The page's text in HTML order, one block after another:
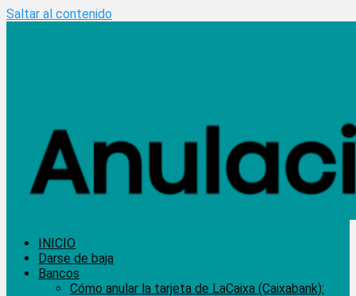
Saltar al contenido
INICIO
Darse de baja
Bancos
Cómo anular la tarjeta de LaCaixa (Caixabank):